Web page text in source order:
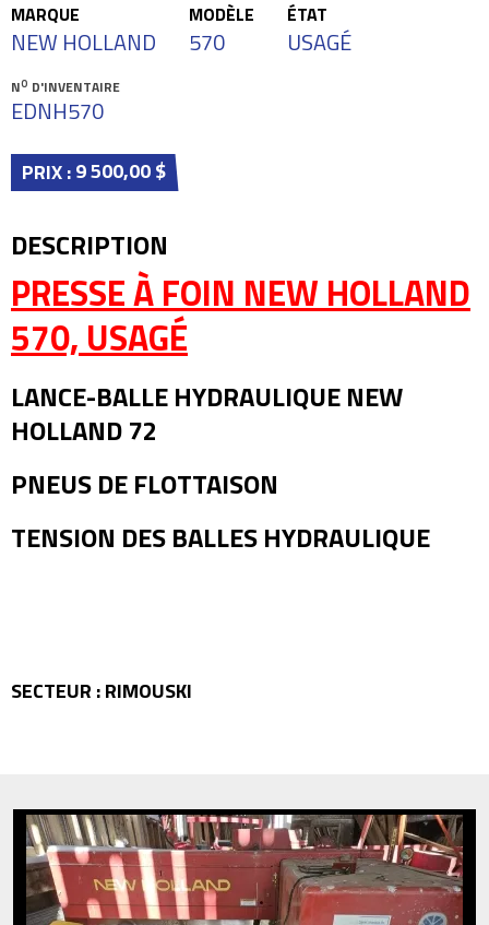
MARQUE
NEW HOLLAND
MODÈLE
570
ÉTAT
USAGÉ
NO D'INVENTAIRE
EDNH570
PRIX :9 500,00 $
DESCRIPTION
PRESSE À FOIN NEW HOLLAND
570, USAGÉ
LANCE-BALLE HYDRAULIQUE NEW
HOLLAND 72
PNEUS DE FLOTTAISON
TENSION DES BALLES HYDRAULIQUE
SECTEUR : RIMOUSKI